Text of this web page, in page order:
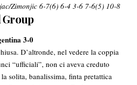
Zimonjic 6-7(6) 6-4 3-6 7-6(5) 10-8
Group
3-0
D’altronde, nel vedere la coppia
“ufficiali”, non ci aveva creduto
solita, banalissima, finta pretattica